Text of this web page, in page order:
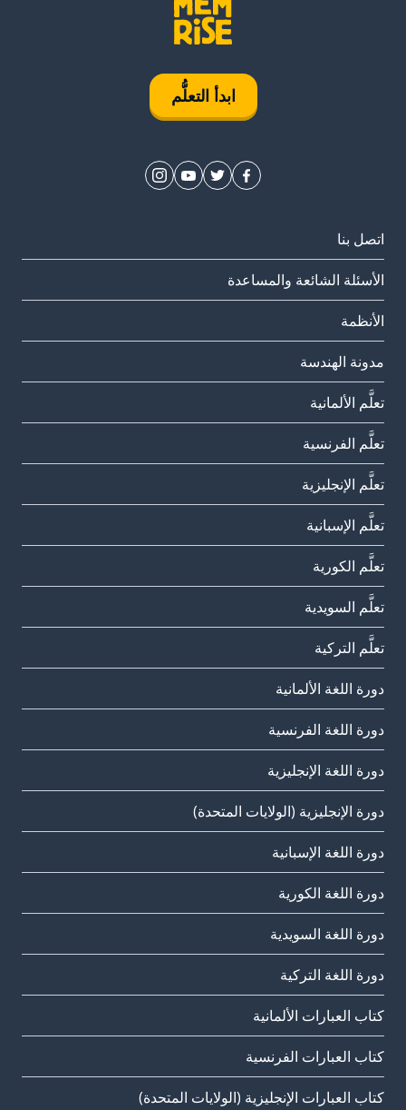
ابدأ التعلُّم
اتصل بنا
الأسئلة الشائعة والمساعدة
الأنظمة
مدونة الهندسة
تعلَّم الألمانية
تعلَّم الفرنسية
تعلَّم الإنجليزية
تعلَّم الإسبانية
تعلَّم الكورية
تعلَّم السويدية
تعلَّم التركية
دورة اللغة الألمانية
دورة اللغة الفرنسية
دورة اللغة الإنجليزية
دورة الإنجليزية (الولايات المتحدة)
دورة اللغة الإسبانية
دورة اللغة الكورية
دورة اللغة السويدية
دورة اللغة التركية
كتاب العبارات الألمانية
كتاب العبارات الفرنسية
كتاب العبارات الإنجليزية (الولايات المتحدة)